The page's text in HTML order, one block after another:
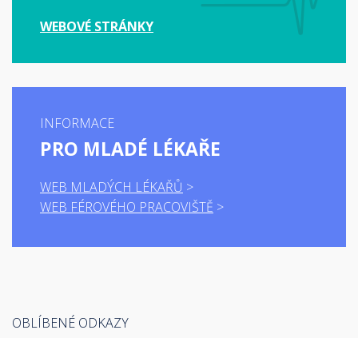
WEBOVÉ STRÁNKY
INFORMACE
PRO MLADÉ LÉKAŘE
WEB MLADÝCH LÉKAŘŮ
WEB FÉROVÉHO PRACOVIŠTĚ
OBLÍBENÉ ODKAZY